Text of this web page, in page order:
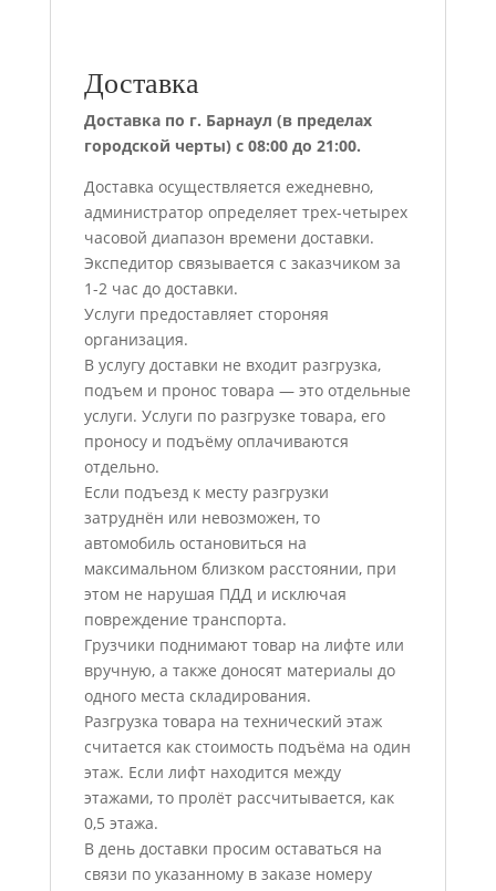
Доставка
Доставка по г. Барнаул (в пределах
городской черты) с 08:00 до 21:00.
Доставка осуществляется ежедневно,
администратор определяет трех-четырех
часовой диапазон времени доставки.
Экспедитор связывается с заказчиком за
1-2 час до доставки.
Услуги предоставляет стороняя
организация.
В услугу доставки не входит разгрузка,
подъем и пронос товара — это отдельные
услуги. Услуги по разгрузке товара, его
проносу и подъёму оплачиваются
отдельно.
Если подъезд к месту разгрузки
затруднён или невозможен, то
автомобиль остановиться на
максимальном близком расстоянии, при
этом не нарушая ПДД и исключая
повреждение транспорта.
Грузчики поднимают товар на лифте или
вручную, а также доносят материалы до
одного места складирования.
Разгрузка товара на технический этаж
считается как стоимость подъёма на один
этаж. Если лифт находится между
этажами, то пролёт рассчитывается, как
0,5 этажа.
В день доставки просим оставаться на
связи по указанному в заказе номеру